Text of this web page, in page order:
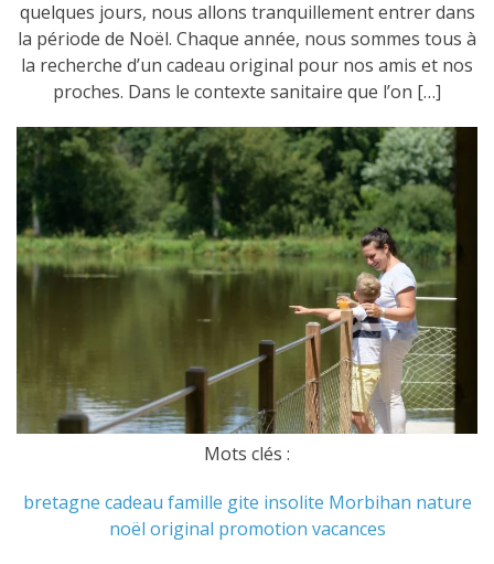
quelques jours, nous allons tranquillement entrer dans
la période de Noël. Chaque année, nous sommes tous à
la recherche d’un cadeau original pour nos amis et nos
proches. Dans le contexte sanitaire que l’on […]
Mots clés :
bretagne cadeau famille gite insolite Morbihan nature
noël original promotion vacances